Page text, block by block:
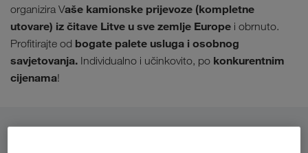
organizira Vaše kamionske prijevoze (kompletne
utovare) iz čitave Litve u sve zemlje Europe i obrnuto.
Profitirajte od bogate palete usluga i osobnog
savjetovanja. Individualno i učinkovito, po konkurentnim
cijenama!